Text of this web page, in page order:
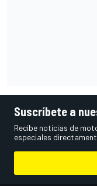
Suscríbete a
Recibe noticias de
especiales